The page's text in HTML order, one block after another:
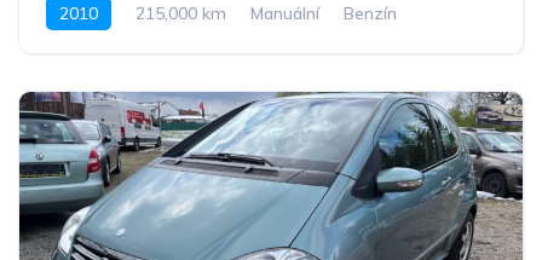
2010 215,000 km Manuální
Benzín